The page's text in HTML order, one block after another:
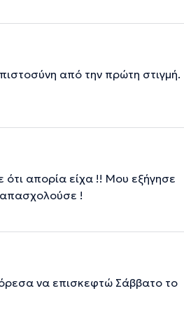
από την πρώτη στιγμή.
ότι απορία είχα !! Μου εξήγησε
!
να επισκεφτώ Σάββατο το